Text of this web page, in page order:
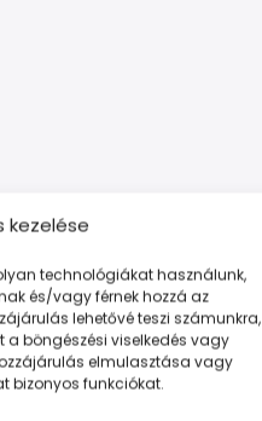
kezelése
technológiákat használunk,
és/vagy férnek hozzá az
lehetővé teszi számunkra,
böngészési viselkedés vagy
elmulasztása vagy
bizonyos funkciókat.
FIZETÉS ÉS SZÁLLÍTÁS